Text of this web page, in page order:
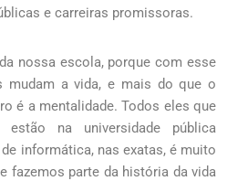
e carreiras promissoras.
nossa escola, porque com esse
mudam a vida, e mais do que o
é a mentalidade. Todos eles que
na universidade pública
informática, nas exatas, é muito
fazemos parte da história da vida